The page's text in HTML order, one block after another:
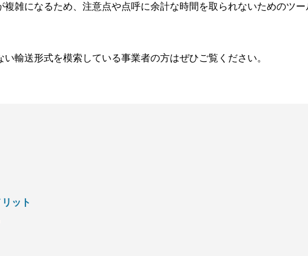
雑になるため、注意点や点呼に余計な時間を取られないためのツ
輸送形式を模索している事業者の方はぜひご覧ください。
ット